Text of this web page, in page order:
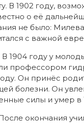
В 1902 году,
о её
не было:
с важной
году у молодых
профессором
Он принёс
болезни. Он
силы и умер
окончания